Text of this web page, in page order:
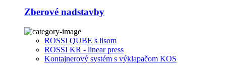
Zberové nadstavby
ROSSI QUBE s lisom
ROSSI KR - linear press
Kontajnerový systém s výklapačom KOS